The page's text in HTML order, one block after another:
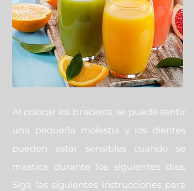
Al colocar los brackets, se puede sentir
una pequeña molestia y los dientes
pueden estar sensibles cuando se
mastica durante los siguientes días.
Siga las siguientes instrucciones para